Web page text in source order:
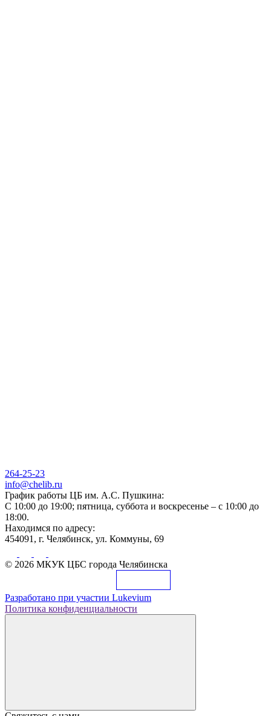
264-25-23
info@chelib.ru
График работы ЦБ им. А.С. Пушкина:
С 10:00 до 19:00; пятница, суббота и воскресенье – с 10:00 до
18:00.
Находимся по адресу:
454091, г. Челябинск, ул. Коммуны, 69
© 2026 МКУК ЦБС города Челябинска
Разработано при участии Lukevium
Политика конфиденциальности